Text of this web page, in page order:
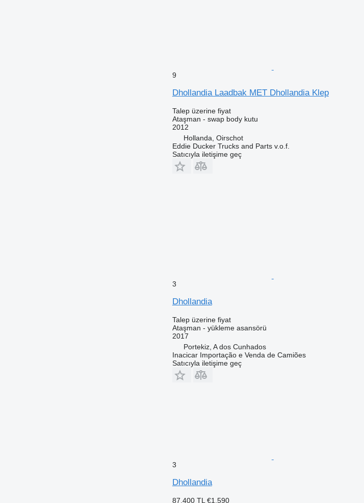
9
Dhollandia Laadbak MET Dhollandia Klep
Talep üzerine fiyat
Ataşman - swap body kutu
2012
Hollanda, Oirschot
Eddie Ducker Trucks and Parts v.o.f.
Satıcıyla iletişime geç
3
Dhollandia
Talep üzerine fiyat
Ataşman - yükleme asansörü
2017
Portekiz, A dos Cunhados
Inacicar Importação e Venda de Camiões
Satıcıyla iletişime geç
3
Dhollandia
87.400 TL €1.590